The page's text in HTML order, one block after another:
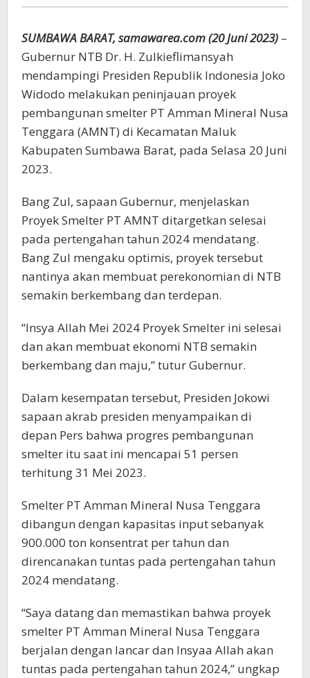
SUMBAWA BARAT, samawarea.com (20 Juni 2023) –
Gubernur NTB Dr. H. Zulkieflimansyah
mendampingi Presiden Republik Indonesia Joko
Widodo melakukan peninjauan proyek
pembangunan smelter PT Amman Mineral Nusa
Tenggara (AMNT) di Kecamatan Maluk
Kabupaten Sumbawa Barat, pada Selasa 20 Juni
2023.
Bang Zul, sapaan Gubernur, menjelaskan
Proyek Smelter PT AMNT ditargetkan selesai
pada pertengahan tahun 2024 mendatang.
Bang Zul mengaku optimis, proyek tersebut
nantinya akan membuat perekonomian di NTB
semakin berkembang dan terdepan.
“Insya Allah Mei 2024 Proyek Smelter ini selesai
dan akan membuat ekonomi NTB semakin
berkembang dan maju,” tutur Gubernur.
Dalam kesempatan tersebut, Presiden Jokowi
sapaan akrab presiden menyampaikan di
depan Pers bahwa progres pembangunan
smelter itu saat ini mencapai 51 persen
terhitung 31 Mei 2023.
Smelter PT Amman Mineral Nusa Tenggara
dibangun dengan kapasitas input sebanyak
900.000 ton konsentrat per tahun dan
direncanakan tuntas pada pertengahan tahun
2024 mendatang.
“Saya datang dan memastikan bahwa proyek
smelter PT Amman Mineral Nusa Tenggara
berjalan dengan lancar dan Insyaa Allah akan
tuntas pada pertengahan tahun 2024,” ungkap